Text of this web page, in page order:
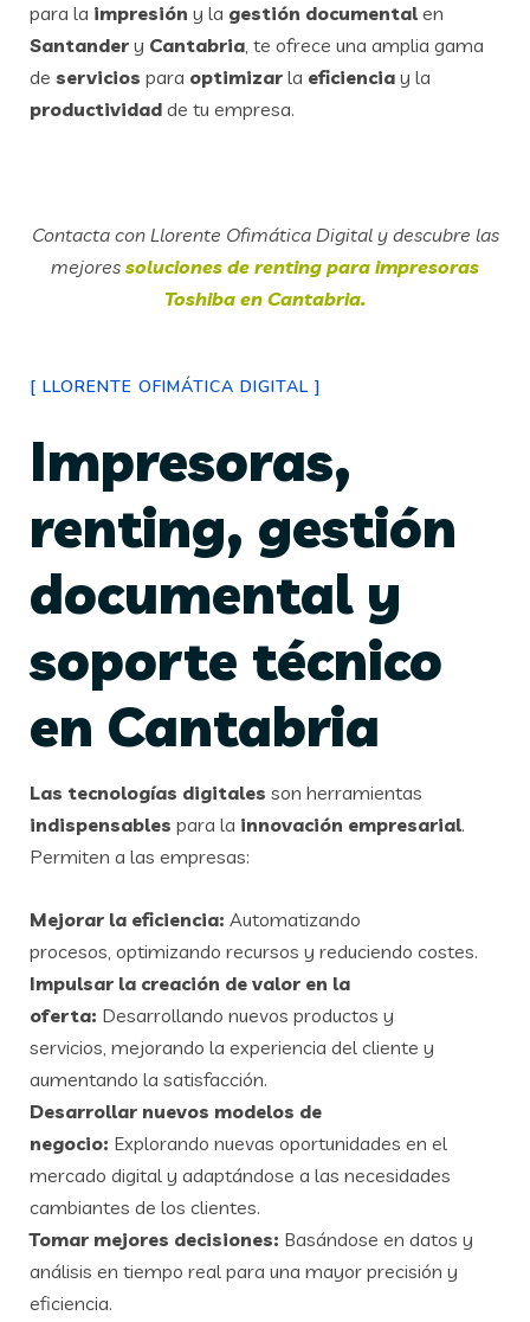
[ LLORENTE OFIMÁTICA DIGITAL ]
Impresoras,
renting, gestión
documental y
soporte técnico
en Cantabria
Las tecnologías digitales son herramientas
indispensables para la innovación empresarial.
Permiten a las empresas:
Mejorar la eficiencia: Automatizando
procesos, optimizando recursos y reduciendo costes.
Impulsar la creación de valor en la
oferta: Desarrollando nuevos productos y
servicios, mejorando la experiencia del cliente y
aumentando la satisfacción.
Desarrollar nuevos modelos de
negocio: Explorando nuevas oportunidades en el
mercado digital y adaptándose a las necesidades
cambiantes de los clientes.
Tomar mejores decisiones: Basándose en datos y
análisis en tiempo real para una mayor precisión y
eficiencia.
para la impresión y la gestión documentalen
Santander y Cantabria, te ofrece una amplia gama
de servicios para optimizar la eficiencia y la
productividad de tu empresa.
Contacta con Llorente Ofimática Digital y descubre las
mejores soluciones de renting para impresoras
Toshiba en Cantabria.